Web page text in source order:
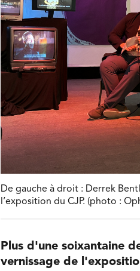
De gauche à droit : Derrek
l’exposition du CJP. (photo :
Plus d'une soixantaine
vernissage de